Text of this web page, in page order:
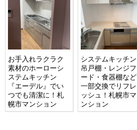
お手入れラクラク
素材のホーローシ
ステムキッチン
『エーデル』でい
つでも清潔に！札
幌市マンション
システムキッチン
吊戸棚・レンジフ
ード・食器棚など
一部交換でリフレ
ッシュ！札幌市マ
ンション